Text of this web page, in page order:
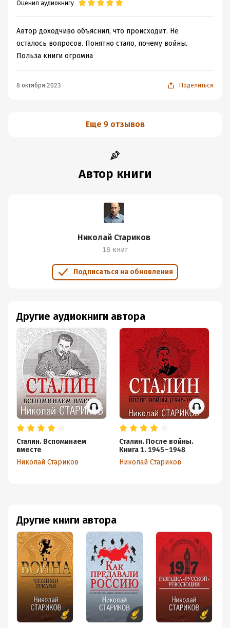
Оценил аудиокнигу
Автор доходчиво объяснил, что происходит. Не
осталось вопросов. Понятно стало, почему войны.
Польза книги огромна
8 октября 2023 Поделиться
Еще 9 отзывов
Автор книги
Николай Стариков
18 книг
Подписаться на обновления
Другие книги автора
Другие аудиокниги автора
Сталин. Вспоминаем
вместе
Николай Стариков
Сталин. После войны.
Книга 1. 1945–1948
Николай Стариков